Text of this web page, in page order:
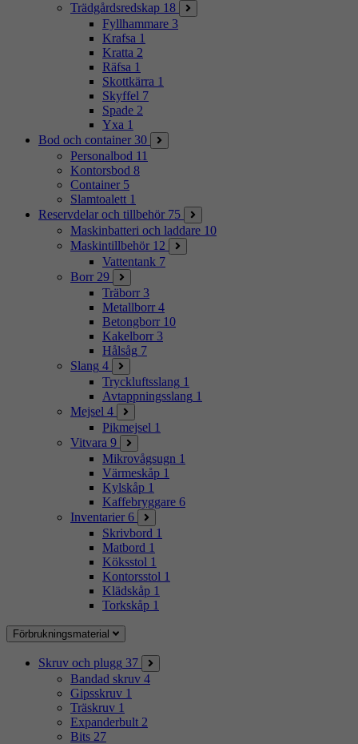
Trädgårdsredskap 18
Fyllhammare 3
Krafsa 1
Kratta 2
Räfsa 1
Skottkärra 1
Skyffel 7
Spade 2
Yxa 1
Bod och container 30
Personalbod 11
Kontorsbod 8
Container 5
Slamtoalett 1
Reservdelar och tillbehör 75
Maskinbatteri och laddare 10
Maskintillbehör 12
Vattentank 7
Borr 29
Träborr 3
Metallborr 4
Betongborr 10
Kakelborr 3
Hålsåg 7
Slang 4
Tryckluftsslang 1
Avtappningsslang 1
Mejsel 4
Pikmejsel 1
Vitvara 9
Mikrovågsugn 1
Värmeskåp 1
Kylskåp 1
Kaffebryggare 6
Inventarier 6
Skrivbord 1
Matbord 1
Köksstol 1
Kontorsstol 1
Klädskåp 1
Torkskåp 1
Förbrukningsmaterial
Skruv och plugg 37
Bandad skruv 4
Gipsskruv 1
Träskruv 1
Expanderbult 2
Bits 27